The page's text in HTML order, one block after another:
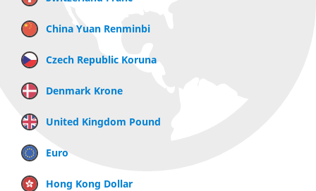
China Yuan Renminbi
Czech Republic Koruna
Denmark Krone
United Kingdom Pound
Euro
Hong Kong Dollar